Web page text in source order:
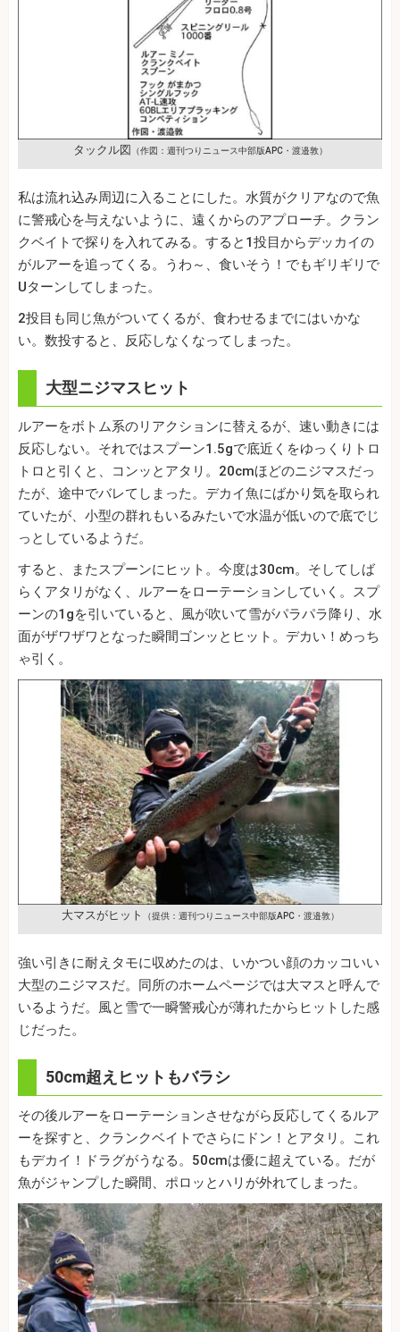
タックル図 （作図：週刊つりニュース中部版APC・渡邉敦）
私は流れ込み周辺に入ることにした。水質がクリアなので魚
に警戒心を与えないように、遠くからのアプローチ。クラン
クベイトで探りを入れてみる。すると1投目からデッカイの
がルアーを追ってくる。うわ～、食いそう！でもギリギリで
Uターンしてしまった。
2投目も同じ魚がついてくるが、食わせるまでにはいかな
い。数投すると、反応しなくなってしまった。
大型ニジマスヒット
ルアーをボトム系のリアクションに替えるが、速い動きには
反応しない。それではスプーン1.5gで底近くをゆっくりトロ
トロと引くと、コンッとアタリ。20cmほどのニジマスだっ
たが、途中でバレてしまった。デカイ魚にばかり気を取られ
ていたが、小型の群れもいるみたいで水温が低いので底でじ
っとしているようだ。
すると、またスプーンにヒット。今度は30cm。そしてしば
らくアタリがなく、ルアーをローテーションしていく。スプ
ーンの1gを引いていると、風が吹いて雪がパラパラ降り、水
面がザワザワとなった瞬間ゴンッとヒット。デカい！めっち
ゃ引く。
大マスがヒット （提供：週刊つりニュース中部版APC・渡邉敦）
強い引きに耐えタモに収めたのは、いかつい顔のカッコいい
大型のニジマスだ。同所のホームページでは大マスと呼んで
いるようだ。風と雪で一瞬警戒心が薄れたからヒットした感
じだった。
50cm超えヒットもバラシ
その後ルアーをローテーションさせながら反応してくるルア
ーを探すと、クランクベイトでさらにドン！とアタリ。これ
もデカイ！ドラグがうなる。50cmは優に超えている。だが
魚がジャンプした瞬間、ポロッとハリが外れてしまった。